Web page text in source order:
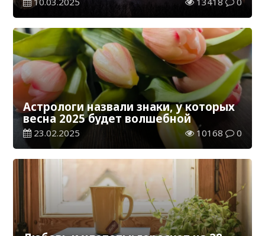
Астрологи назвали знаки, у которых
весна 2025 будет волшебной
23.02.2025 10168 0